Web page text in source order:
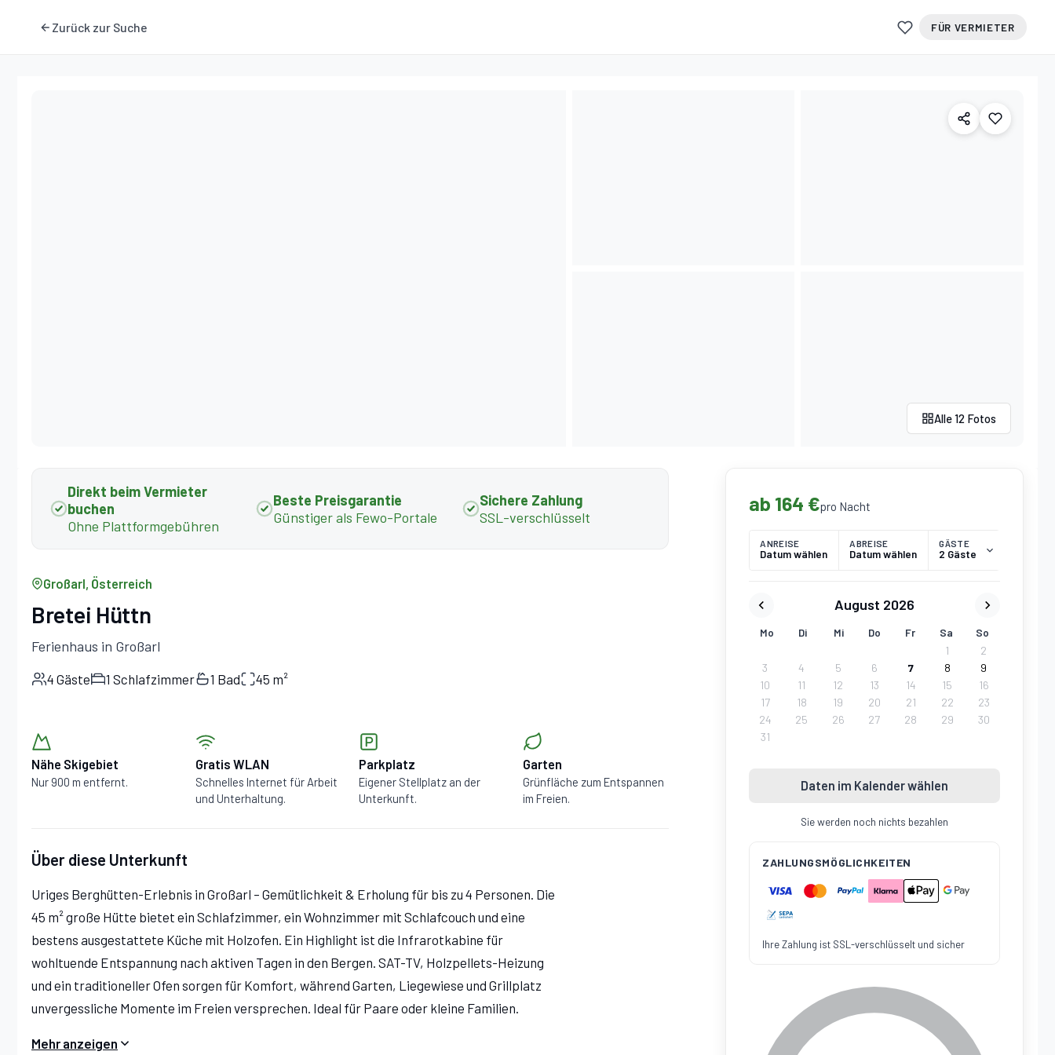
Zurück zur Suche FÜR VERMIETER
Alle 12 Fotos
Direkt beim Vermieter
buchen
Ohne Plattformgebühren
Beste Preisgarantie
Günstiger als Fewo-Portale
Sichere Zahlung
SSL-verschlüsselt
Großarl, Österreich
Bretei Hüttn
Ferienhaus in Großarl
4 Gäste 1 Schlafzimmer 1 Bad 45 m²
Nähe Skigebiet
Nur 900 m entfernt.
Gratis WLAN
Schnelles Internet für Arbeit
und Unterhaltung.
Parkplatz
Eigener Stellplatz an der
Unterkunft.
Garten
Grünfläche zum Entspannen
im Freien.
Über diese Unterkunft
Uriges Berghütten-Erlebnis in Großarl – Gemütlichkeit & Erholung für bis zu 4 Personen. Die
45 m² große Hütte bietet ein Schlafzimmer, ein Wohnzimmer mit Schlafcouch und eine
bestens ausgestattete Küche mit Holzofen. Ein Highlight ist die Infrarotkabine für
wohltuende Entspannung nach aktiven Tagen in den Bergen. SAT-TV, Holzpellets-Heizung
und ein traditioneller Ofen sorgen für Komfort, während Garten, Liegewiese und Grillplatz
unvergessliche Momente im Freien versprechen. Ideal für Paare oder kleine Familien.
Mehr anzeigen
ab 164 €pro Nacht
ANREISE
Datum wählen
ABREISE
Datum wählen
GÄSTE
2 Gäste
August 2026
Mo Di Mi Do Fr Sa
So
1
2
3
4 5 6 7 8
9
10
11 12 13 14 15
16
17
18 19 20 21 22
23
24
25 26 27 28 29
30
31
Daten im Kalender wählen
Sie werden noch nichts bezahlen
ZAHLUNGSMÖGLICHKEITEN
Ihre Zahlung ist SSL-verschlüsselt und sicher